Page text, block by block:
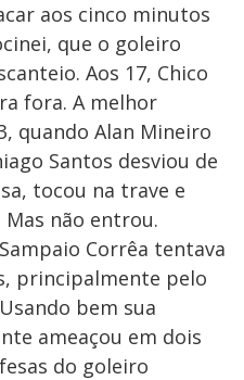
aos cinco minutos
que o goleiro
Aos 17, Chico
fora. A melhor
quando Alan Mineiro
Santos desviou de
tocou na trave e
não entrou.
Corrêa tentava
principalmente pelo
bem sua
ameaçou em dois
do goleiro